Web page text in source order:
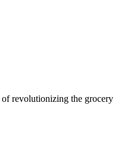
revolutionizing the grocery